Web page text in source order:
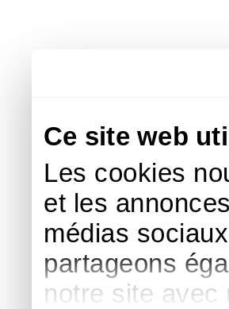
Ce site web
Les cookies
et les
médias
partageons
notre site avec